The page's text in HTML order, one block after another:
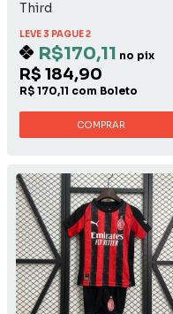
Third
LEVE 3 PAGUE 2
R$170,11 no pix
R$ 184,90
R$ 170,11 com Boleto
COMPRAR